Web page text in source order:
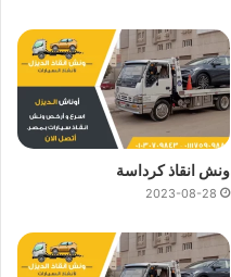
ونش انقاذ كرداسة
2023-08-28